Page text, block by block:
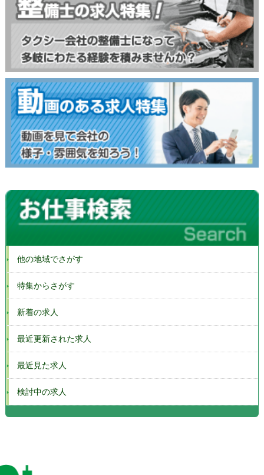
他の地域でさがす
特集からさがす
新着の求人
最近更新された求人
最近見た求人
検討中の求人